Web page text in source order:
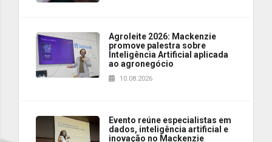
Agroleite 2026: Mackenzie
promove palestra sobre
Inteligência Artificial aplicada
ao agronegócio
10.08.2026
Evento reúne especialistas em
dados, inteligência artificial e
inovação no Mackenzie